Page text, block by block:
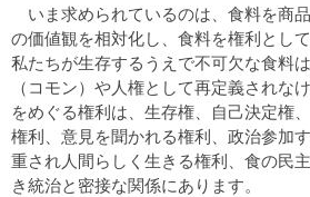
いま求められているのは、食料を商
の価値観を相対化し、食料を権利とし
私たちが生存するうえで不可欠な食料
（コモン）や人権として再定義されな
をめぐる権利は、生存権、自己決定権
権利、意見を聞かれる権利、政治参加
重され人間らしく生きる権利、食の民
き統治と密接な関係にあります。